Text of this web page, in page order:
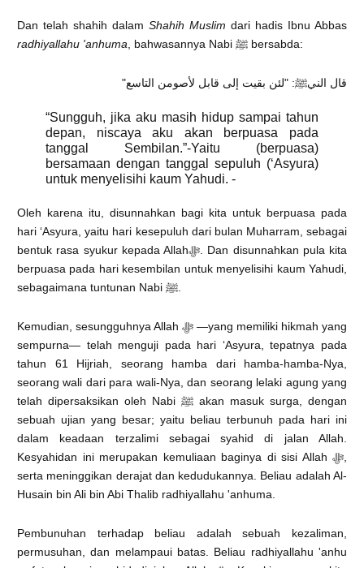
Dan telah shahih dalam Shahih Muslim dari hadis Ibnu Abbas
radhiyallahu 'anhuma
, bahwasannya Nabi ﷺ bersabda:
قال النيﷺ: "لئن بقيت إلى قابل لأصومن التاسع"
“Sungguh, jika aku masih hidup sampai tahun
depan, niscaya aku akan berpuasa pada
tanggal Sembilan.”-Yaitu (berpuasa)
bersamaan dengan tanggal sepuluh (‘Asyura)
untuk menyelisihi kaum Yahudi. -
Oleh karena itu, disunnahkan bagi kita untuk berpuasa pada
hari ‘Asyura, yaitu hari kesepuluh dari bulan Muharram, sebagai
bentuk rasa syukur kepada Allahﷻ. Dan disunnahkan pula kita
berpuasa pada hari kesembilan untuk menyelisihi kaum Yahudi,
sebagaimana tuntunan Nabi ﷺ.
Kemudian, sesungguhnya Allah ﷻ —yang memiliki hikmah yang
sempurna— telah menguji pada hari ‘Asyura, tepatnya pada
tahun 61 Hijriah, seorang hamba dari hamba-hamba-Nya,
seorang wali dari para wali-Nya, dan seorang lelaki agung yang
telah dipersaksikan oleh Nabi ﷺ akan masuk surga, dengan
sebuah ujian yang besar; yaitu beliau terbunuh pada hari ini
dalam keadaan terzalimi sebagai syahid di jalan Allah.
Kesyahidan ini merupakan kemuliaan baginya di sisi Allah ﷻ,
serta meninggikan derajat dan kedudukannya. Beliau adalah Al-
Husain bin Ali bin Abi Thalib radhiyallahu 'anhuma.
Pembunuhan terhadap beliau adalah sebuah kezaliman,
permusuhan, dan melampaui batas. Beliau radhiyallahu 'anhu